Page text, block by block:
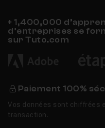
+ 1,400,000
d’entreprises se
sur Tuto.com
Paiement 100%
Vos données sont chiffrées
transaction.